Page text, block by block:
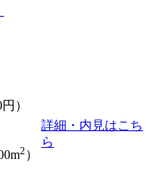
）
詳細・内見はこち
ら
2 ）